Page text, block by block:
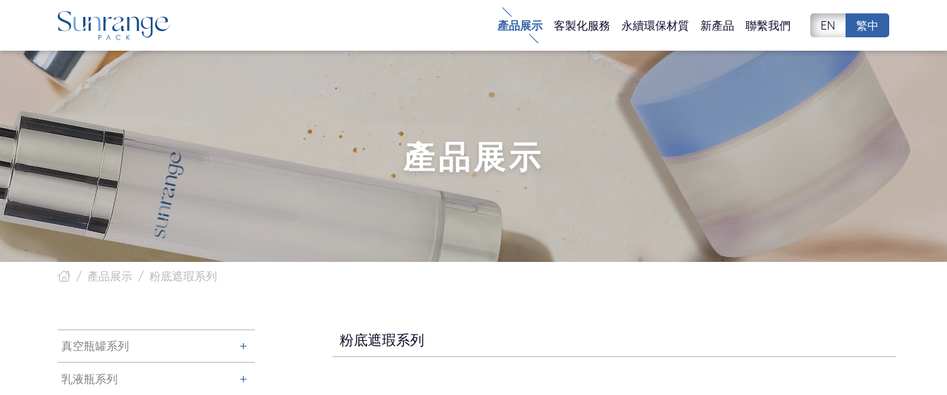
產品展示 客製化服務 永續環保材質 新產品 聯繫我們 EN 繁中
產品展示
產品展示 粉底遮瑕系列
真空瓶罐系列
乳液瓶系列
粉底遮瑕系列